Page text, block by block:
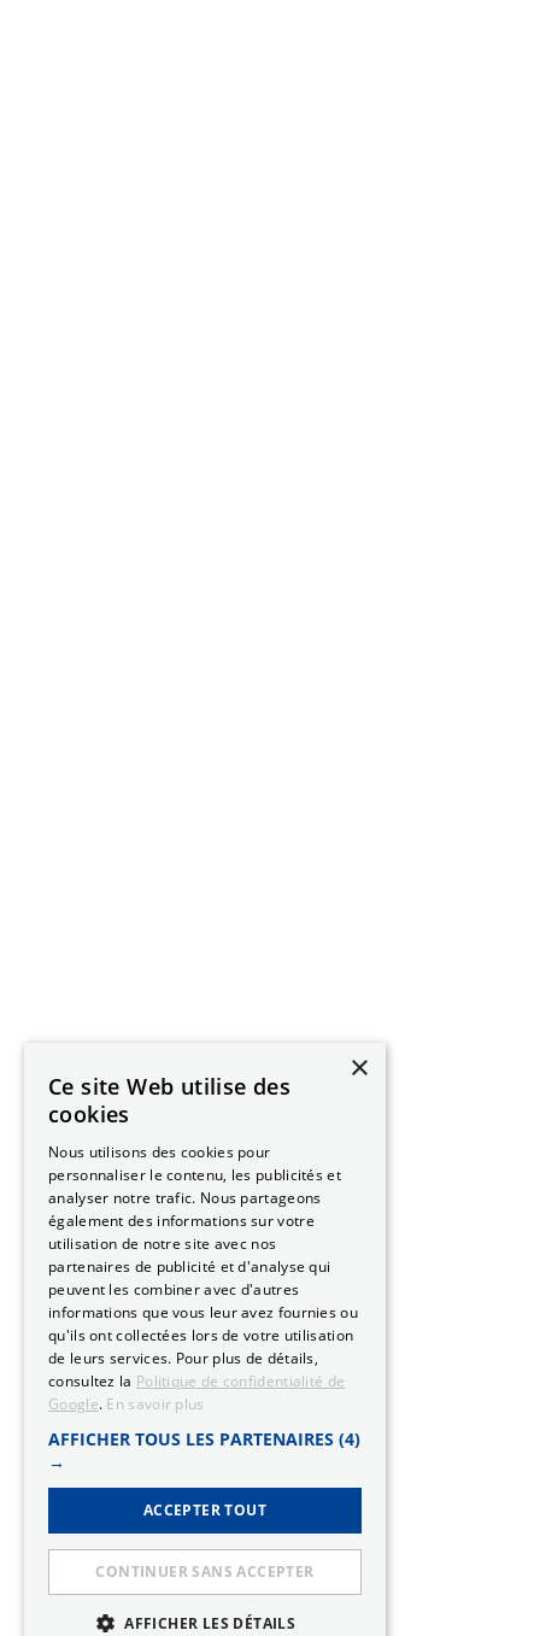
×
Ce site Web utilise des
cookies
Nous utilisons des cookies pour
personnaliser le contenu, les publicités et
analyser notre trafic. Nous partageons
également des informations sur votre
utilisation de notre site avec nos
partenaires de publicité et d'analyse qui
peuvent les combiner avec d'autres
informations que vous leur avez fournies ou
qu'ils ont collectées lors de votre utilisation
de leurs services. Pour plus de détails,
consultez la Politique de confidentialité de
Google. En savoir plus
AFFICHER TOUS LES PARTENAIRES (4)
→
ACCEPTER TOUT
CONTINUER SANS ACCEPTER
AFFICHER LES DÉTAILS